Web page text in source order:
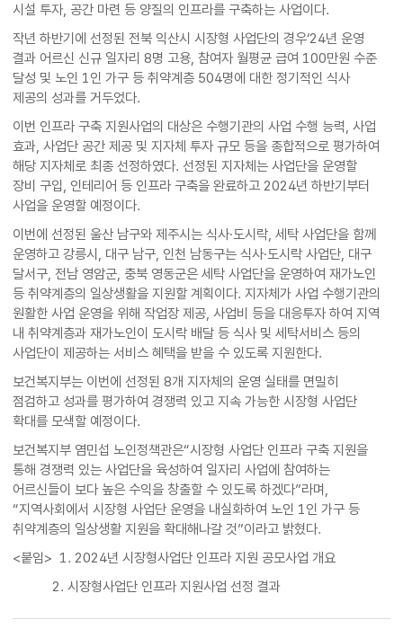
시설 투자, 공간 마련 등 양질의 인프라를 구축하는 사업이다.
작년 하반기에 선정된 전북 익산시 시장형 사업단의 경우‘24년 운영
결과 어르신 신규 일자리 8명 고용, 참여자 월평균 급여 100만원 수준
달성 및 노인 1인 가구 등 취약계층 504명에 대한 정기적인 식사
제공의 성과를 거두었다.
이번 인프라 구축 지원사업의 대상은 수행기관의 사업 수행 능력, 사업
효과, 사업단 공간 제공 및 지자체 투자 규모 등을 종합적으로 평가하여
해당 지자체로 최종 선정하였다. 선정된 지자체는 사업단을 운영할
장비 구입, 인테리어 등 인프라 구축을 완료하고 2024년 하반기부터
사업을 운영할 예정이다.
이번에 선정된 울산 남구와 제주시는 식사·도시락, 세탁 사업단을 함께
운영하고 강릉시, 대구 남구, 인천 남동구는 식사·도시락 사업단, 대구
달서구, 전남 영암군, 충북 영동군은 세탁 사업단을 운영하여 재가노인
등 취약계층의 일상생활을 지원할 계획이다. 지자체가 사업 수행기관의
원활한 사업 운영을 위해 작업장 제공, 사업비 등을 대응투자 하여 지역
내 취약계층과 재가노인이 도시락 배달 등 식사 및 세탁서비스 등의
사업단이 제공하는 서비스 혜택을 받을 수 있도록 지원한다.
보건복지부는 이번에 선정된 8개 지자체의 운영 실태를 면밀히
점검하고 성과를 평가하여 경쟁력 있고 지속 가능한 시장형 사업단
확대를 모색할 예정이다.
보건복지부 염민섭 노인정책관은“시장형 사업단 인프라 구축 지원을
통해 경쟁력 있는 사업단을 육성하여 일자리 사업에 참여하는
어르신들이 보다 높은 수익을 창출할 수 있도록 하겠다”라며,
“지역사회에서 시장형 사업단 운영을 내실화하여 노인 1인 가구 등
취약계층의 일상생활 지원을 확대해나갈 것”이라고 밝혔다.
<붙임> 1. 2024년 시장형사업단 인프라 지원 공모사업 개요
2. 시장형사업단 인프라 지원사업 선정 결과